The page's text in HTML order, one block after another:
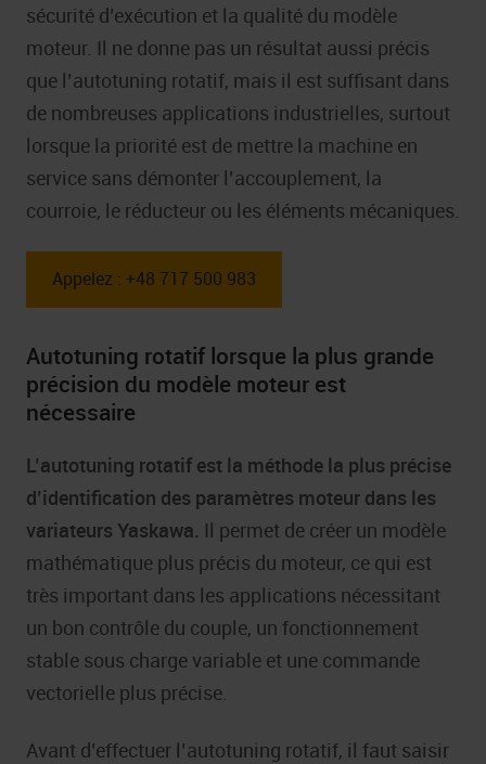
sécurité d’exécution et la qualité du modèle
moteur. Il ne donne pas un résultat aussi précis
que l’autotuning rotatif, mais il est suffisant dans
de nombreuses applications industrielles, surtout
lorsque la priorité est de mettre la machine en
service sans démonter l’accouplement, la
courroie, le réducteur ou les éléments mécaniques.
Appelez : +48 717 500 983
Autotuning rotatif lorsque la plus grande
précision du modèle moteur est
nécessaire
L’autotuning rotatif est la méthode la plus précise
d’identification des paramètres moteur dans les
variateurs Yaskawa. Il permet de créer un modèle
mathématique plus précis du moteur, ce qui est
très important dans les applications nécessitant
un bon contrôle du couple, un fonctionnement
stable sous charge variable et une commande
vectorielle plus précise.
Avant d’effectuer l’autotuning rotatif, il faut saisir